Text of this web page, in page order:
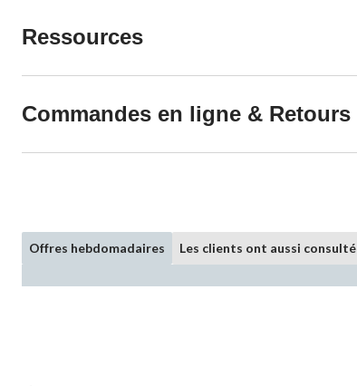
Ressources
Commandes en ligne & Retours
Offres hebdomadaires Les clients ont aussi consulté